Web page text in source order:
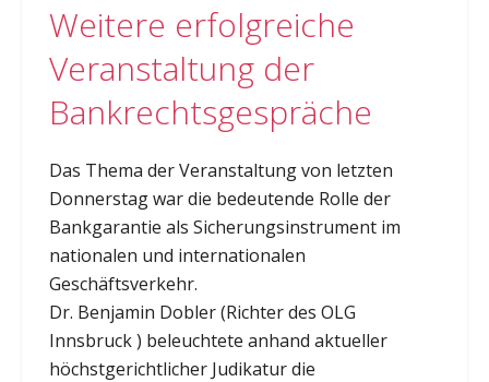
Weitere erfolgreiche
Veranstaltung der
Bankrechtsgespräche
Das Thema der Veranstaltung von letzten
Donnerstag war die bedeutende Rolle der
Bankgarantie als Sicherungsinstrument im
nationalen und internationalen
Geschäftsverkehr.
Dr. Benjamin Dobler (Richter des OLG
Innsbruck ) beleuchtete anhand aktueller
höchstgerichtlicher Judikatur die